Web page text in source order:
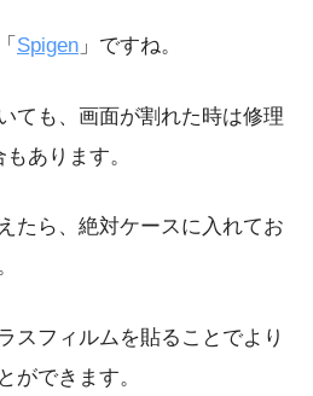
Spigen 」ですね。
ても、画面が割れた時は修理
あります。
たら、絶対ケースに入れてお
スフィルムを貼ることでより
ができます。